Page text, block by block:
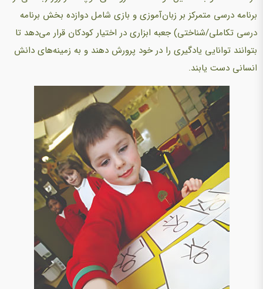
برنامه درسی متمرکز بر زبان‌آموزی و بازی شامل دوازده بخش برنامه
درسی تکاملی/شناختی) جعبه ابزاری در اختیار کودکان قرار می‌دهد تا
بتوانند توانایی یادگیری را در خود پرورش دهند و به زمینه‌های دانش
انسانی دست یابند.